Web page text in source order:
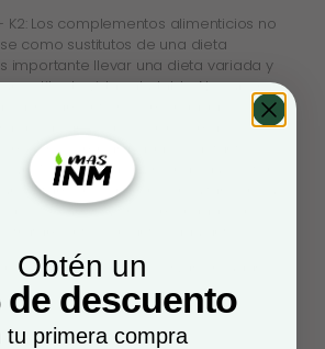
K2: Los complementos alimenticios no
como sustitutos de una dieta
importante llevar una dieta variada y
estilo de vida saludable. No superar
mujeres embarazadas o lactantes, los
de 18 años y las personas que estén
tratamiento deben consultar con su
de consumir. No recomendado en
conservación: Conservar en lugar
Obtén un
de descuento
tu primera compra